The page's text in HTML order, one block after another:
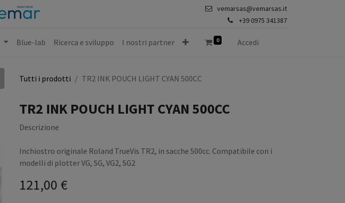
vemarsas@vemarsas.it
+39 0975 341387
Blue-lab Ricerca e sviluppo I nostri partner 0 Accedi
Tutti i prodotti TR2 INK POUCH LIGHT CYAN 500CC
TR2 INK POUCH LIGHT CYAN 500CC
Descrizione
Inchiostro originale Roland TrueVis TR2, in sacche 500cc. Compatibile con i
modelli di plotter VG, SG, VG2, SG2
121,00 €